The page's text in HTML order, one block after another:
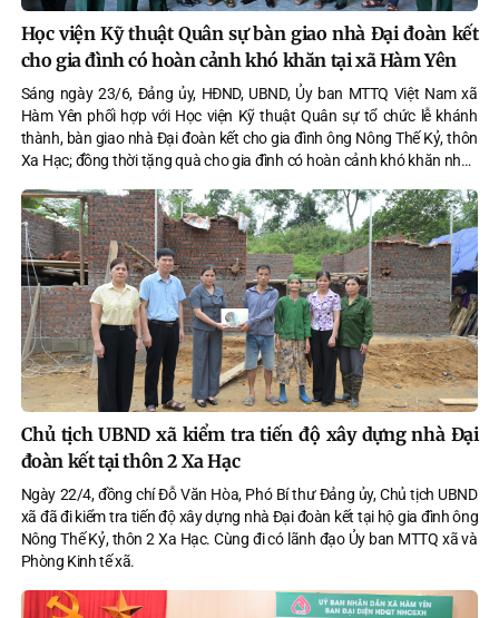
Học viện Kỹ thuật Quân sự bàn giao nhà Đại đoàn kết
cho gia đình có hoàn cảnh khó khăn tại xã Hàm Yên
Sáng ngày 23/6, Đảng ủy, HĐND, UBND, Ủy ban MTTQ Việt Nam xã
Hàm Yên phối hợp với Học viện Kỹ thuật Quân sự tổ chức lễ khánh
thành, bàn giao nhà Đại đoàn kết cho gia đình ông Nông Thế Kỷ, thôn
Xa Hạc; đồng thời tặng quà cho gia đình có hoàn cảnh khó khăn nhân
27/7/2026).
Chủ tịch UBND xã kiểm tra tiến độ xây dựng nhà Đại
đoàn kết tại thôn 2 Xa Hạc
Ngày 22/4, đồng chí Đỗ Văn Hòa, Phó Bí thư Đảng ủy, Chủ tịch UBND
xã đã đi kiểm tra tiến độ xây dựng nhà Đại đoàn kết tại hộ gia đình ông
Nông Thế Kỷ, thôn 2 Xa Hạc. Cùng đi có lãnh đạo Ủy ban MTTQ xã và
Phòng Kinh tế xã.